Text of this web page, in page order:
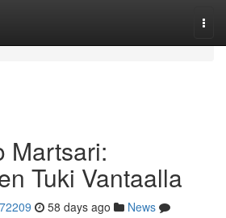
Martsari:
Tuki Vantaalla
58 days ago
News